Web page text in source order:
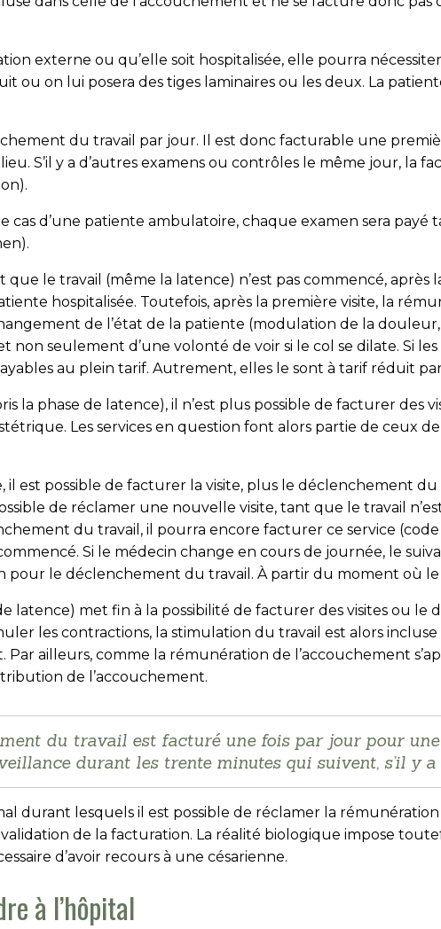
externe ou qu’elle soit hospitalisée, elle pourra
ou on lui posera des tiges laminaires ou les deux. La
du travail par jour. Il est donc facturable une
S’il y a d’au­tres examens ou contrôles le même jour, la
cas d’une patiente ambulatoire, chaque examen sera payé
le travail (même la latence) n’est pas commencé, après
hospitalisée. Toutefois, après la première visite, la
de l’état de la patiente (modulation de la douleur,
seulement d’une volonté de voir si le col se dilate. Si
au plein tarif. Autrement, elles le sont à tarif réduit
la phase de latence), il n’est plus possible de facturer des
Les services en question font alors partie de ceux
est possible de facturer la visite, plus le déclenchement du
de réclamer une nouvelle visite, tant que le travail
du travail, il pourra encore facturer ce service (code
Si le médecin change en cours de journée, le
pour le déclenchement du travail. À partir du moment où
latence) met fin à la possibilité de facturer des visites ou le
les contractions, la stimulation du travail est alors incluse
ailleurs, comme la rémunération de l’accouchement
de l’accouchement.
du travail est facturé une fois par jour pour
durant les trente minutes qui suivent, s’il y a
durant lesquels il est possible de réclamer la
de la facturation. La réalité biologique impose
d’avoir recours à une césarienne.
à l’hôpital